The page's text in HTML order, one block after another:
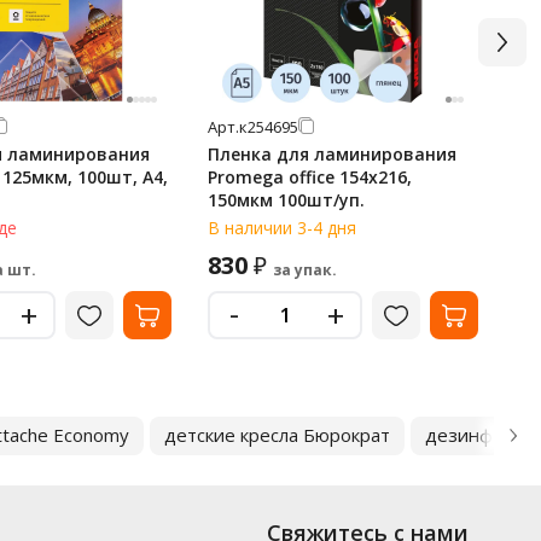
ламинирования
100шт, А4,
шт.
+
Арт.к254695
Пленка для ламинирования
Promega office 154х216,
150мкм 100шт/уп.
В наличии 3-4 дня
830₽ за упак.
- +
Economy детские кресла Бюрократ
Свяжитесь с нами